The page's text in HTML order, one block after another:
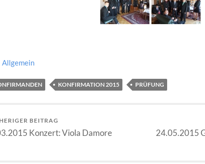
Allgemein
KONFIRMATION 2015 PRÜFUNG
BEITRAG
Konzert: Viola Damore
24.05.2015